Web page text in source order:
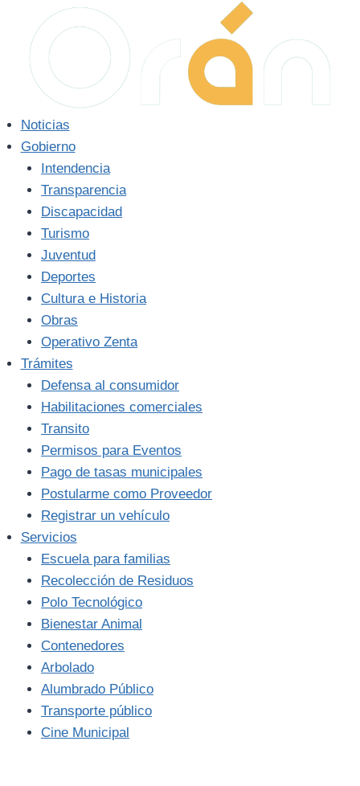
contenido
Noticias
Gobierno
Intendencia
Transparencia
Discapacidad
Turismo
Juventud
Deportes
Cultura e Historia
Obras
Operativo Zenta
Trámites
Defensa al consumidor
Habilitaciones comerciales
Transito
Permisos para Eventos
Pago de tasas municipales
Postularme como Proveedor
Registrar un vehículo
Servicios
Escuela para familias
Recolección de Residuos
Polo Tecnológico
Bienestar Animal
Contenedores
Arbolado
Alumbrado Público
Transporte público
Cine Municipal